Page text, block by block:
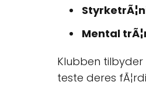
Mental
Klubben
teste deres